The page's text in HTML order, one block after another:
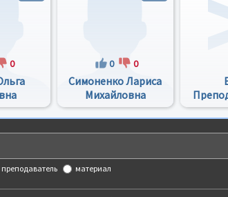
0 0 0
Симоненко Лариса
Михайловна
преподаватель материал